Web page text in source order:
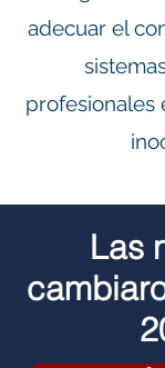
adecuar el
profesionales
Las